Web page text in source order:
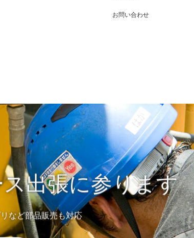
お問い合わせ
出張に参ります
など部品販売も対応